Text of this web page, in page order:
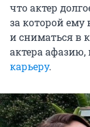
что актер
за которой ему
и сниматься в
актера афазию,
карьеру.